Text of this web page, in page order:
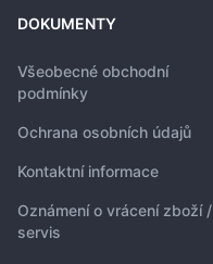
DOKUMENTY
Všeobecné obchodní
podmínky
Ochrana osobních údajů
Kontaktní informace
Oznámení o vrácení zboží /
servis